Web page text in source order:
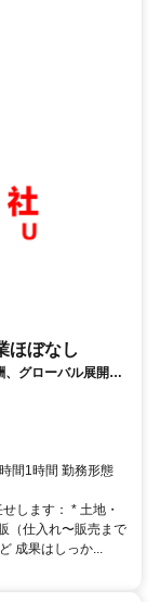
ほぼなし
、グローバル展開、
間1時間 勤務形態
します： * 土地・
（仕入れ〜販売まで
成果はしっか...